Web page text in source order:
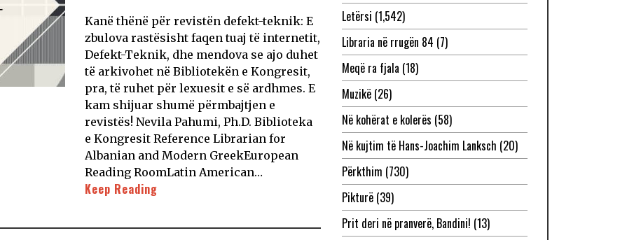
Kanë thënë për revistën defekt-teknik: E
zbulova rastësisht faqen tuaj të internetit,
Defekt-Teknik, dhe mendova se ajo duhet
të arkivohet në Bibliotekën e Kongresit,
pra, të ruhet për lexuesit e së ardhmes. E
kam shijuar shumë përmbajtjen e
revistës! Nevila Pahumi, Ph.D. Biblioteka
e Kongresit Reference Librarian for
Albanian and Modern GreekEuropean
Reading RoomLatin American…
Keep Reading
Letërsi (1,542)
Libraria në rrugën 84 (7)
Meqë ra fjala (18)
Muzikë(26)
Në kohërat e kolerës (58)
Në kujtim të Hans-Joachim Lanksch (20)
Përkthim (730)
Pikturë(39)
Prit deri në pranverë, Bandini! (13)